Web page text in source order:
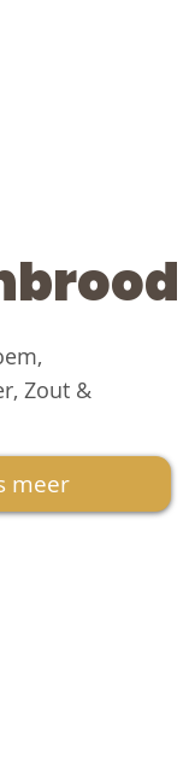
Zout &
meer